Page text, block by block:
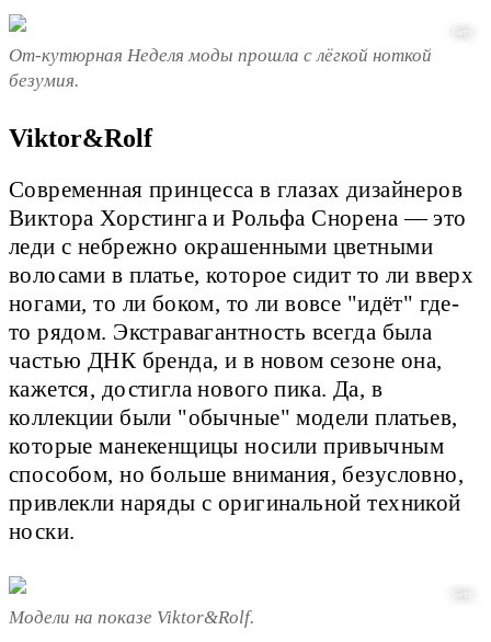
От-кутюрная Неделя моды прошла с лёгкой ноткой
безумия.
Viktor&Rolf
Современная принцесса в глазах дизайнеров
Виктора Хорстинга и Рольфа Снорена — это
леди с небрежно окрашенными цветными
волосами в платье, которое сидит то ли вверх
ногами, то ли боком, то ли вовсе "идёт" где-
то рядом. Экстравагантность всегда была
частью ДНК бренда, и в новом сезоне она,
кажется, достигла нового пика. Да, в
коллекции были "обычные" модели платьев,
которые манекенщицы носили привычным
способом, но больше внимания, безусловно,
привлекли наряды с оригинальной техникой
носки.
Модели на показе Viktor&Rolf.